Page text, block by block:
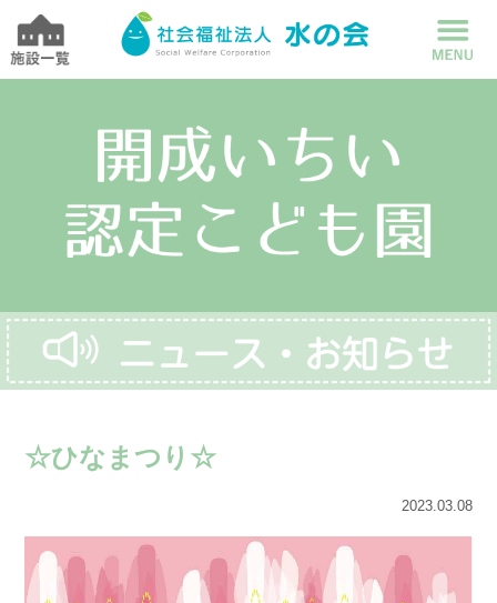
☆ひなまつり☆
2023.03.08